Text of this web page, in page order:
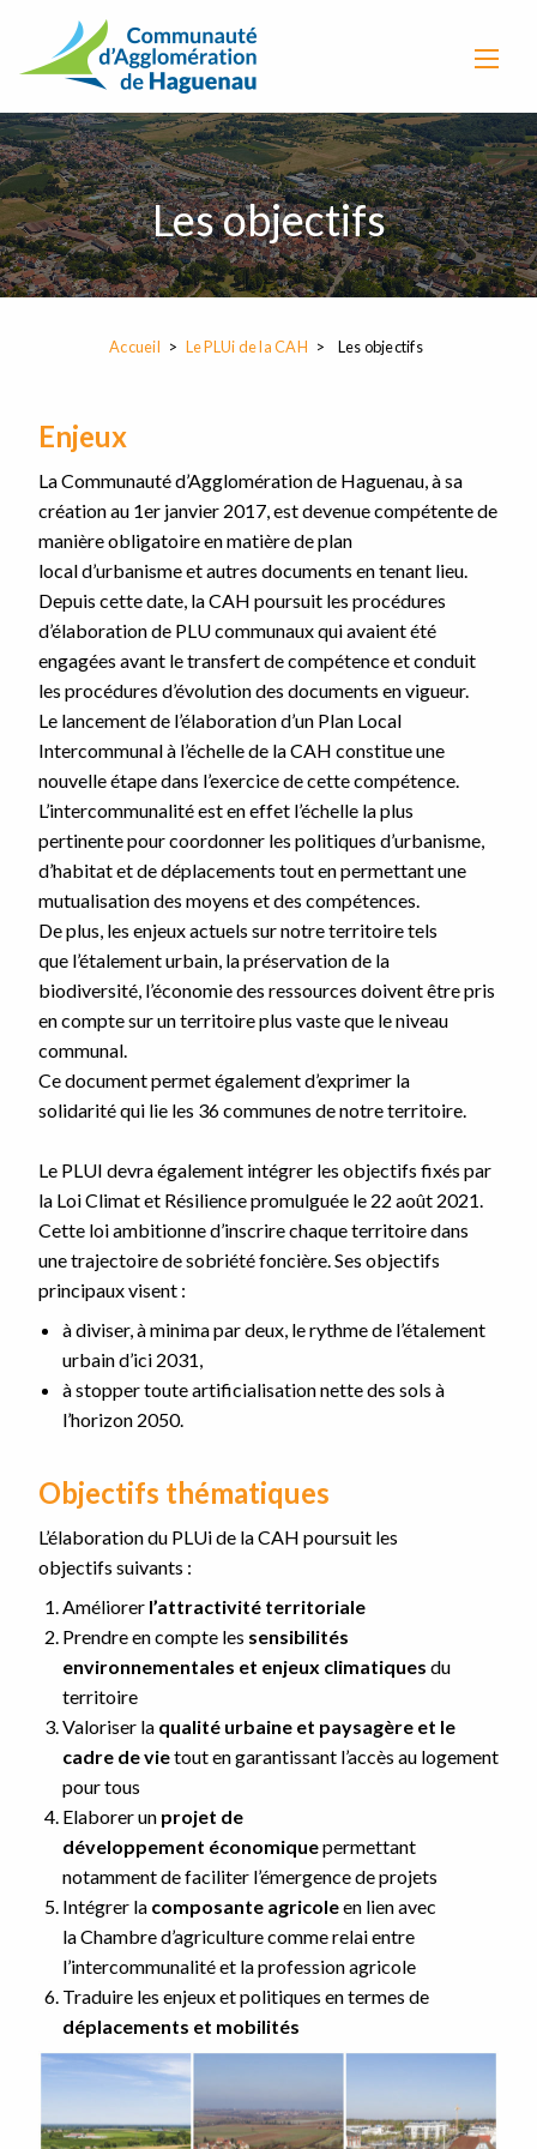
Les objectifs
Accueil Le PLUi de la CAH Les objectifs
Enjeux
La Communauté d’Agglomération de Haguenau, à sa
création au 1er janvier 2017, est devenue compétente de
manière obligatoire en matière de plan
local d’urbanisme et autres documents en tenant lieu.
Depuis cette date, la CAH poursuit les procédures
d’élaboration de PLU communaux qui avaient été
engagées avant le transfert de compétence et conduit
les procédures d’évolution des documents en vigueur.
Le lancement de l’élaboration d’un Plan Local
Intercommunal à l’échelle de la CAH constitue une
nouvelle étape dans l’exercice de cette compétence.
L’intercommunalité est en effet l’échelle la plus
pertinente pour coordonner les politiques d’urbanisme,
d’habitat et de déplacements tout en permettant une
mutualisation des moyens et des compétences.
De plus, les enjeux actuels sur notre territoire tels
que l’étalement urbain, la préservation de la
biodiversité, l’économie des ressources doivent être pris
en compte sur un territoire plus vaste que le niveau
communal.
Ce document permet également d’exprimer la
solidarité qui lie les 36 communes de notre territoire.
Le PLUI devra également intégrer les objectifs fixés par
la Loi Climat et Résilience promulguée le 22 août 2021.
Cette loi ambitionne d’inscrire chaque territoire dans
une trajectoire de sobriété foncière. Ses objectifs
principaux visent :
à diviser, à minima par deux, le rythme de l’étalement
urbain d’ici 2031,
à stopper toute artificialisation nette des sols à
l’horizon 2050.
Objectifs thématiques
L’élaboration du PLUi de la CAH poursuit les
objectifs suivants :
Améliorer l’attractivité territoriale
Prendre en compte les sensibilités
environnementales et enjeux climatiques du
territoire
Valoriser la qualité urbaine et paysagère et le
cadre de vietout en garantissant l’accès au logement
pour tous
Elaborer un projet de
développement économiquepermettant
notamment de faciliter l’émergence de projets
Intégrer la composante agricoleen lien avec
la Chambre d’agriculture comme relai entre
l’intercommunalité et la profession agricole
Traduire les enjeux et politiques en termes de
déplacements et mobilités